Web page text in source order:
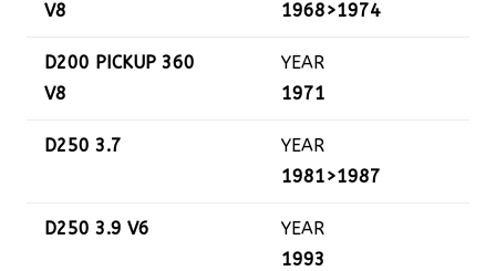
V8
1968>1974
D200 PICKUP 360
V8
YEAR
1971
D250 3.7
YEAR
1981>1987
D250 3.9 V6
YEAR
1993